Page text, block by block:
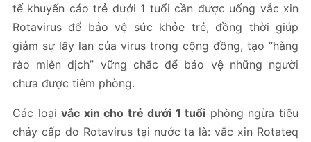
tế khuyến cáo trẻ dưới 1 tuổi cần được uống vắc xin
Rotavirus để bảo vệ sức khỏe trẻ, đồng thời giúp
giảm sự lây lan của virus trong cộng đồng, tạo “hàng
rào miễn dịch” vững chắc để bảo vệ những người
chưa được tiêm phòng.
Các loạivắc xin cho trẻ dưới 1 tuổi phòng ngừa tiêu
chảy cấp do Rotavirus tại nước ta là: vắc xin Rotateq